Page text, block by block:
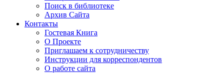
Поиск в библиотеке
Архив Сайта
Контакты
Гостевая Книга
О Проекте
Приглашаем к сотрудничеству
Инструкции для корреспондентов
О работе сайта